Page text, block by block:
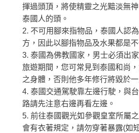
揮過頭頂，將使精靈之光黯淡無
泰國人的頭。
2. 不可用腳來指物品，泰國人認
方，因此以腳指物品及水果都是不
3. 泰國為佛教國家，男士必須出
旅遊期間，您可常見到泰國和尚
之身體，否則他多年修行將毀於一
4. 泰國交通駕駛靠左邊行駛，與
路請先注意右邊再看左邊。
5. 前往泰國觀光如參觀皇室所屬
會有衣著規定，請勿穿著暴露(如